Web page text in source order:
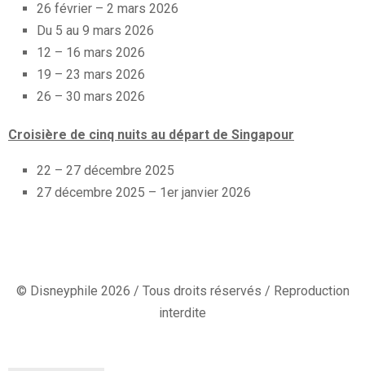
26 février – 2 mars 2026
Du 5 au 9 mars 2026
12 – 16 mars 2026
19 – 23 mars 2026
26 – 30 mars 2026
Croisière de cinq nuits au départ de Singapour
22 – 27 décembre 2025
27 décembre 2025 – 1er janvier 2026
© Disneyphile 2026 / Tous droits réservés / Reproduction
interdite